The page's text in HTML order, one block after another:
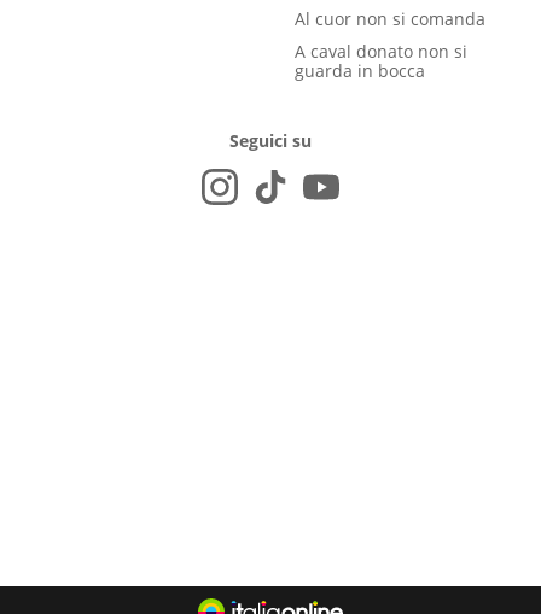
Al cuor non si comanda
A caval donato non si
guarda in bocca
Seguici su